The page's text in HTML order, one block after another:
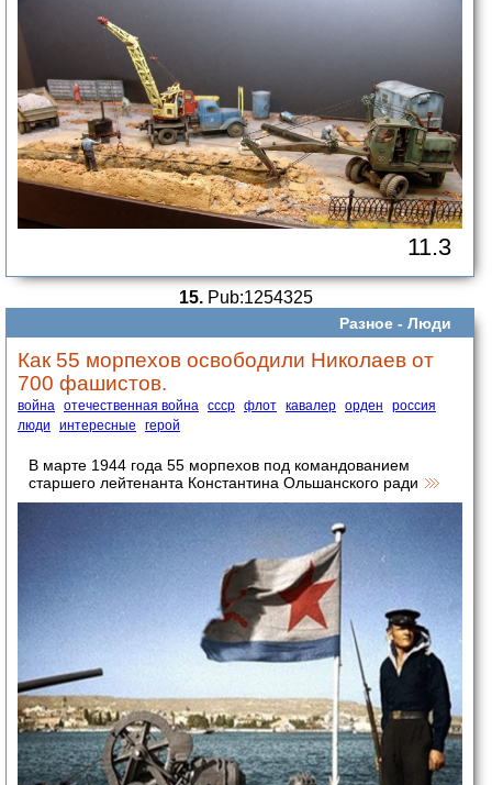
11.3
15. Pub:1254325
Разное - Люди
Как 55 морпехов освободили Николаев от
700 фашистов.
война отечественная война ссср флот кавалер орден
россия
люди
интересные герой
В марте 1944 года 55 морпехов под командованием
старшего лейтенанта Константина Ольшанского ради